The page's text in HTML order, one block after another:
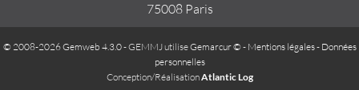
75008 Paris
© 2008-2026 Gemweb 4.3.0- GEMMJ utiliseGemarcur © - Mentions légales- Données
personnelles
Conception/RéalisationAtlantic Log